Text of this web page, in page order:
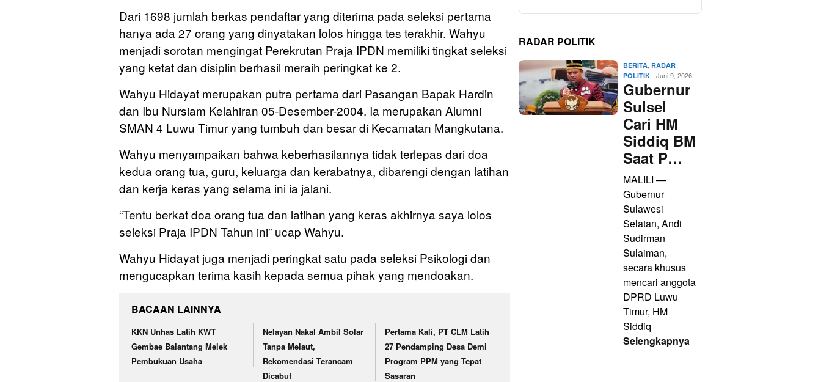
Dari 1698 jumlah berkas pendaftar yang diterima pada seleksi pertama
hanya ada 27 orang yang dinyatakan lolos hingga tes terakhir. Wahyu
menjadi sorotan mengingat Perekrutan Praja IPDN memiliki tingkat seleksi
yang ketat dan disiplin berhasil meraih peringkat ke 2.
Wahyu Hidayat merupakan putra pertama dari Pasangan Bapak Hardin
dan Ibu Nursiam Kelahiran 05-Desember-2004. Ia merupakan Alumni
SMAN 4 Luwu Timur yang tumbuh dan besar di Kecamatan Mangkutana.
Wahyu menyampaikan bahwa keberhasilannya tidak terlepas dari doa
kedua orang tua, guru, keluarga dan kerabatnya, dibarengi dengan latihan
dan kerja keras yang selama ini ia jalani.
“Tentu berkat doa orang tua dan latihan yang keras akhirnya saya lolos
seleksi Praja IPDN Tahun ini” ucap Wahyu.
Wahyu Hidayat juga menjadi peringkat satu pada seleksi Psikologi dan
mengucapkan terima kasih kepada semua pihak yang mendoakan.
BACAAN LAINNYA
KKN Unhas Latih KWT
Gembae Balantang Melek
Pembukuan Usaha
Nelayan Nakal Ambil Solar
Tanpa Melaut,
Rekomendasi Terancam
Dicabut
Pertama Kali, PT CLM Latih
27 Pendamping Desa Demi
Program PPM yang Tepat
Sasaran
RADAR POLITIK
BERITA ,RADAR
POLITIK
Juni 9, 2026
Gubernur
Sulsel
Cari HM
Siddiq BM
Saat P…
MALILI —
Gubernur
Sulawesi
Selatan, Andi
Sudirman
Sulaiman,
secara khusus
mencari anggota
DPRD Luwu
Timur, HM
Siddiq
Selengkapnya